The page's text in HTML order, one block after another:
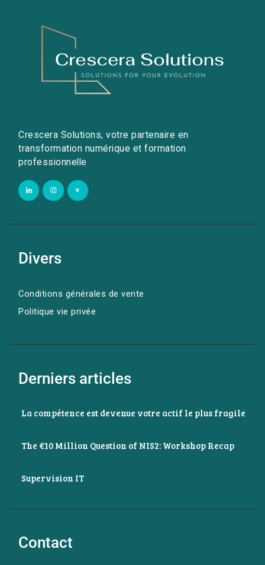
Crescera Solutions, votre partenaire en
transformation numérique et formation
professionnelle
Divers
Conditions générales de vente
Politique vie privée
Derniers articles
La compétence est devenue votre actif le plus fragile
The €10 Million Question of NIS2: Workshop Recap
Supervision IT
Contact